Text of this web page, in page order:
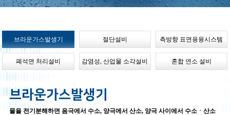
브라운가스발생기 절단설비 측방향 표면용융시스템
폐석면 처리설비 감염성, 산업물 소각설비 혼합 연소 설비
브라운가스발생기
물을 전기분해하면 음극에서 수소, 양극에서 산소, 양극 사이에서 수소ㆍ산소